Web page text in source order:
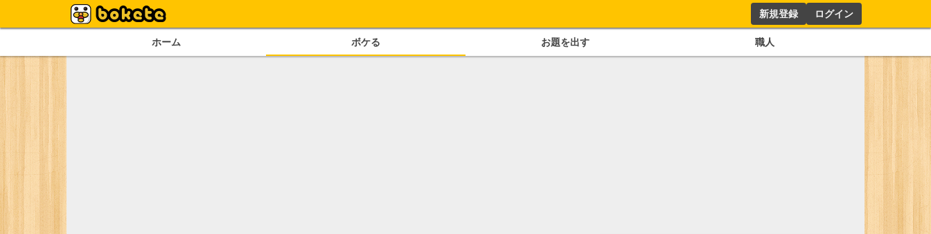
新規登録 ログイン
ホーム ボケる お題を出す 職人